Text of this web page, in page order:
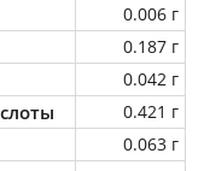
0.006 г
0.187 г
0.042 г
0.421 г
0.063 г